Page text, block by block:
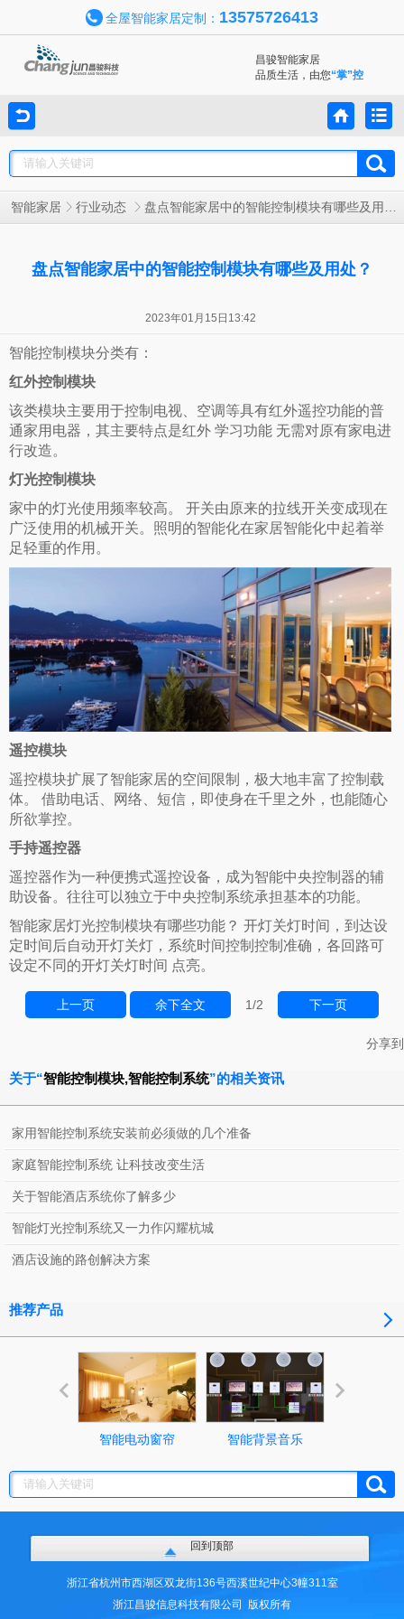
全屋智能家居定制： 13575726413
昌骏智能家居
品质生活，由您“掌”控
智能家居 行业动态 盘点智能家居中的智能控制模块有哪些及用处？
盘点智能家居中的智能控制模块有哪些及用处？
2023年01月15日13:42
智能控制模块分类有：
红外控制模块
该类模块主要用于控制电视、空调等具有红外遥控功能的普
通家用电器， 其主要特点是红外 学习功能 无需对原有家电进
行改造。
灯光控制模块
家中的灯光使用频率较高。
开关由原来的拉线开关变成现在
广泛使用的机械开关。 照明的智能化在家居智能化中起着举
足轻重的作用。
遥控模块
遥控模块扩展了智能家居的空间限制，极大地丰富了控制载
体。
借助电话、网络、短信，即使身在千里之外，也能随心
所欲掌控。
手持遥控器
遥控器作为一种便携式遥控设备，成为智能中央控制器的辅
助设备。 往往可以独立于中央控制系统承担基本的功能。
智能家居灯光控制模块有哪些功能？ 开灯关灯时间，到达设
定时间后自动开灯关灯，系统时间控制控制准确，各回路可
设定不同的开灯关灯时间 点亮。
上一页 余下全文 1/2 下一页
分享到
关于“智能控制模块,智能控制系统”的相关资讯
家用智能控制系统安装前必须做的几个准备
家庭智能控制系统 让科技改变生活
关于智能酒店系统你了解多少
智能灯光控制系统又一力作闪耀杭城
酒店设施的路创解决方案
推荐产品
智能电动窗帘 智能背景音乐
回到顶部
浙江省杭州市西湖区双龙街136号西溪世纪中心3幢311室
浙江昌骏信息科技有限公司 版权所有